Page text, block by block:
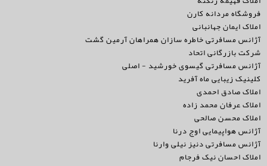
فروشگاه مردانه کارن
املاک ایمان جهانبانی
آژانس مسافرتی خاطره سازان همراهان آرمین گشت
شرکت بازرگانی اتحاد
آژانس مسافرتی گیسوی خورشید - اصلی
کلینیک زیبایی ماه آفرید
املاک صادق احمدی
املاک عرفان محمد زاده
املاک محسن صالحی
آژانس هواپیمایی اوج درنا
آژانس مسافرتی دنیز نیلی وارنا
املاک احسان نیک فرجام